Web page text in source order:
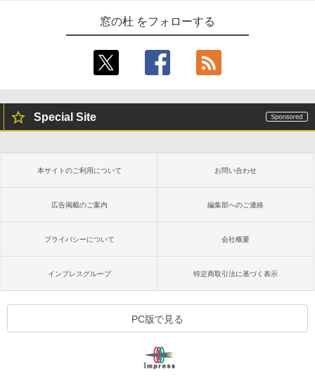
窓の杜 をフォローする
Special Site
本サイトのご利用について お問い合わせ
広告掲載のご案内 編集部へのご連絡
プライバシーについて 会社概要
インプレスグループ 特定商取引法に基づく表示
PC版で見る